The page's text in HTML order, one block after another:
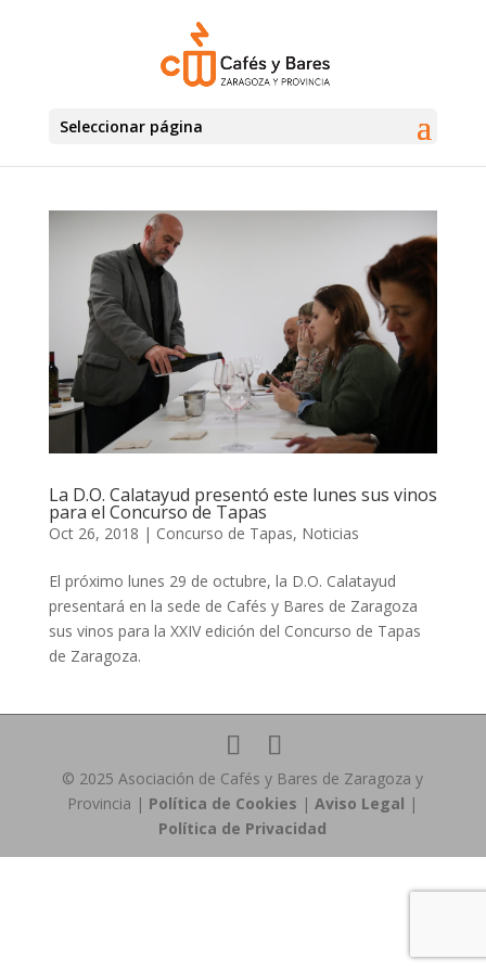
Seleccionar página
La D.O. Calatayud presentó este lunes sus vinos
para el Concurso de Tapas
Oct 26, 2018 | Concurso de Tapas, Noticias
El próximo lunes 29 de octubre, la D.O. Calatayud
presentará en la sede de Cafés y Bares de Zaragoza
sus vinos para la XXIV edición del Concurso de Tapas
de Zaragoza.
© 2025 Asociación de Cafés y Bares de Zaragoza y
Provincia | Política de Cookies |Aviso Legal |
Política de Privacidad